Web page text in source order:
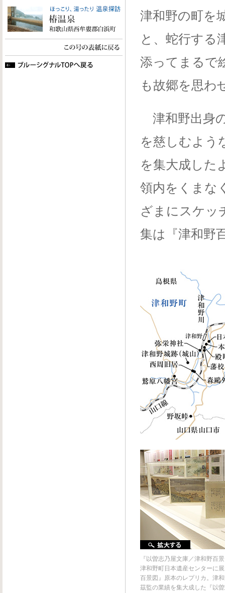
津和野の町を
と、蛇行する
添ってまるで
も故郷を思わ
津和野出身
を慈しむよう
を集大成した
領内をくまな
ざまにスケッ
集は『津和野
『以曽志乃屋文庫／津和野百
津和野町日本遺産センターに
百景図』原本のレプリカ。津
茲監の業績を集大成した『以